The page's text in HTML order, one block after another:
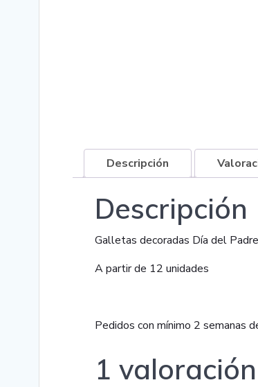
Descripción
Descripción
Galletas decoradas Día del Padre
A partir de 12 unidades
Pedidos con mínimo 2 semanas
1